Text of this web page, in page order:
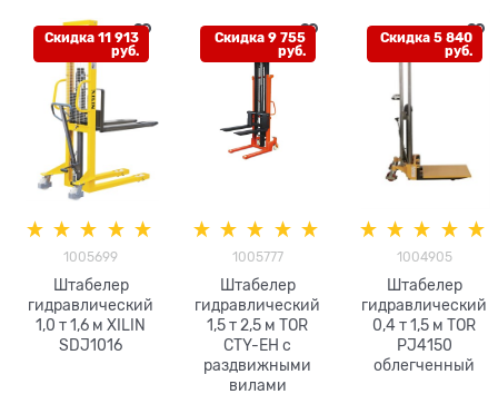
Скидка 11 913
руб.
1005699
Штабелер
гидравлический
1,0 т 1,6 м XILIN
SDJ1016
Скидка 9 755
руб.
1005777
Штабелер
гидравлический
1,5 т 2,5 м TOR
CTY-EH с
раздвижными
вилами
Скидка 5 840
руб.
1004905
Штабелер
гидравлический
0,4 т 1,5 м TOR
PJ4150
облегченный